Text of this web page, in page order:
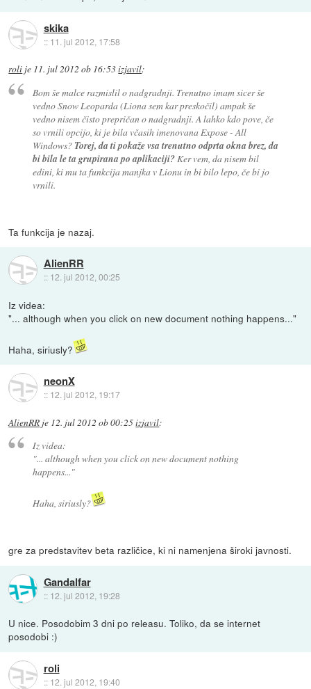
skika
:: 11. jul 2012, 17:58
roli je 11. jul 2012 ob 16:53izjavil:
Bom še malce razmislil o nadgradnji. Trenutno imam sicer še
vedno Snow Leoparda (Liona sem kar preskočil) ampak še
vedno nisem čisto prepričan o nadgradnji. A lahko kdo pove, če
so vrnili opcijo, ki je bila včasih imenovana Expose - All
Windows?Torej, da ti pokaže vsa trenutno odprta okna brez, da
bi bila le ta grupirana po aplikaciji?Ker vem, da nisem bil
edini, ki mu ta funkcija manjka v Lionu in bi bilo lepo, če bi jo
vrnili.
Ta funkcija je nazaj.
AlienRR
:: 12. jul 2012, 00:25
Iz videa:
"... although when you click on new document nothing happens..."
Haha, siriusly?
neonX
:: 12. jul 2012, 19:17
AlienRR je 12. jul 2012 ob 00:25izjavil:
Iz videa:
"... although when you click on new document nothing
happens..."
Haha, siriusly?
gre za predstavitev beta različice, ki ni namenjena široki javnosti.
Gandalfar
:: 12. jul 2012, 19:28
U nice. Posodobim 3 dni po releasu. Toliko, da se internet
posodobi :)
roli
:: 12. jul 2012, 19:40